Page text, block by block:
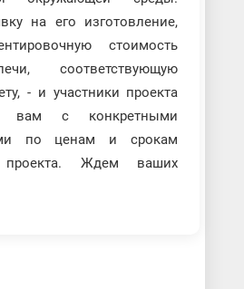
на его изготовление,
стоимость
соответствующую
- и участники проекта
вам с конкретными
по ценам и срокам
проекта. Ждем ваших